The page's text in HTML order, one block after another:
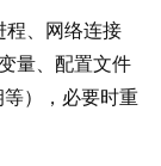
程、网络连接
量、配置文件
），必要时重